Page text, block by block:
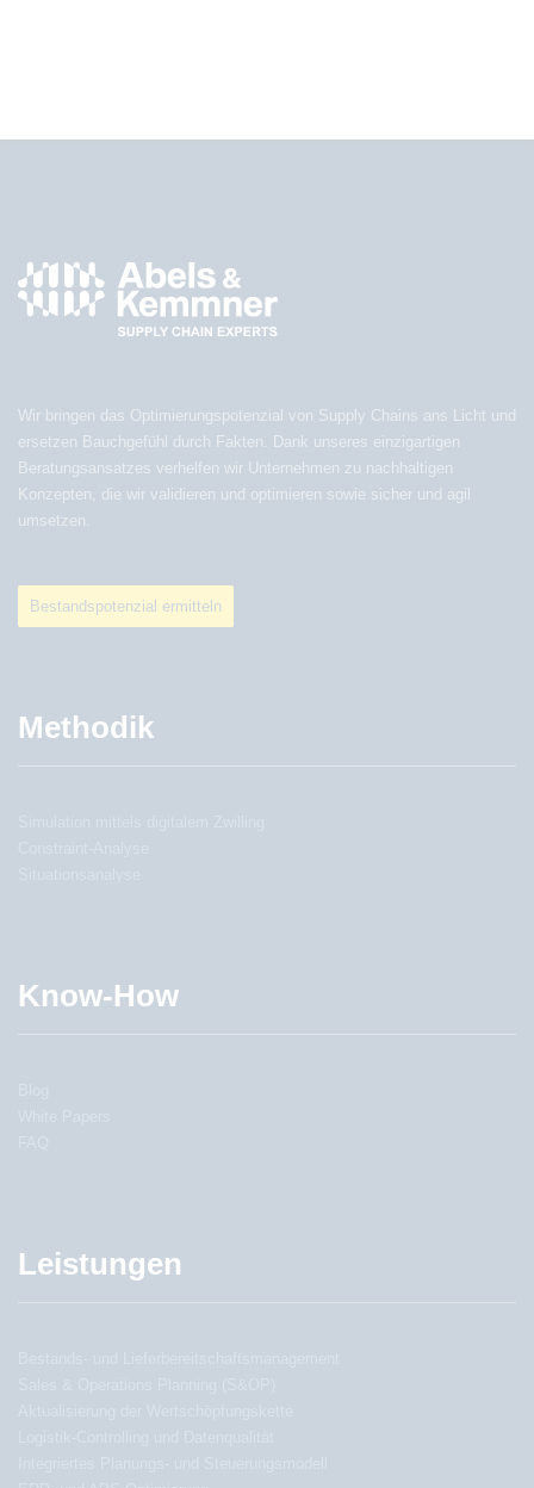
Wir bringen das Optimierungspotenzial von Supply Chains ans Licht und
ersetzen Bauchgefühl durch Fakten. Dank unseres einzigartigen
Beratungsansatzes verhelfen wir Unternehmen zu nachhaltigen
Konzepten, die wir validieren und optimieren sowie sicher und agil
umsetzen.
Bestandspotenzial ermitteln
Methodik
Know-How
Leistungen